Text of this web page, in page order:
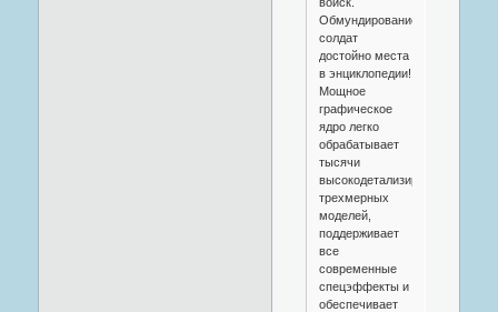
Обмундирование
солдат
достойно места
в энциклопедии!
Мощное
графическое
ядро легко
обрабатывает
тысячи
высокодетализированных
трехмерных
моделей,
поддерживает
все
современные
спецэффекты и
обеспечивает